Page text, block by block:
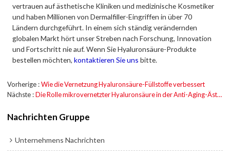
vertrauen auf ästhetische Kliniken und medizinische Kosmetiker
und haben Millionen von Dermalfiller-Eingriffen in über 70
Ländern durchgeführt. In einem sich ständig verändernden
globalen Markt hört unser Streben nach Forschung, Innovation
und Fortschritt nie auf. Wenn Sie Hyaluronsäure-Produkte
bestellen möchten,kontaktieren Sie uns bitte.
Vorherige Wie die Vernetzung Hyaluronsäure-Füllstoffe verbessert
Nächste
Die Rolle mikrovernetzter Hyaluronsäure in der Anti-Aging-Ästhetik
Nachrichten Gruppe
Unternehmens Nachrichten